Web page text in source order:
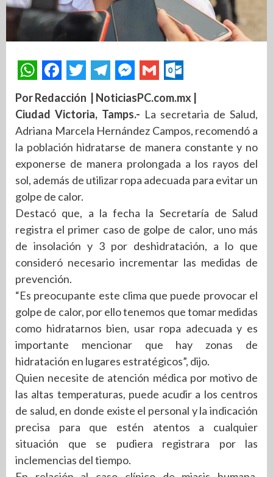
Por Redacción | NoticiasPC.com.mx |
Ciudad Victoria, Tamps.- La secretaria de Salud,
Adriana Marcela Hernández Campos, recomendó a
la población hidratarse de manera constante y no
exponerse de manera prolongada a los rayos del
sol, además de utilizar ropa adecuada para evitar un
golpe de calor.
Destacó que, a la fecha la Secretaría de Salud
registra el primer caso de golpe de calor, uno más
de insolación y 3 por deshidratación, a lo que
consideró necesario incrementar las medidas de
prevención.
“Es preocupante este clima que puede provocar el
golpe de calor, por ello tenemos que tomar medidas
como hidratarnos bien, usar ropa adecuada y es
importante mencionar que hay zonas de
hidratación en lugares estratégicos”, dijo.
Quien necesite de atención médica por motivo de
las altas temperaturas, puede acudir a los centros
de salud, en donde existe el personal y la indicación
precisa para que estén atentos a cualquier
situación que se pudiera registrara por las
inclemencias del tiempo.